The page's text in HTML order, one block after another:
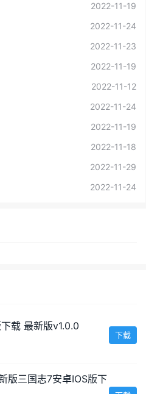
2022-11-19
2022-11-24
2022-11-23
2022-11-19
2022-11-12
2022-11-24
2022-11-19
2022-11-18
2022-11-29
2022-11-24
载 最新版v1.0.0
下载
版三国志7安卓IOS版下